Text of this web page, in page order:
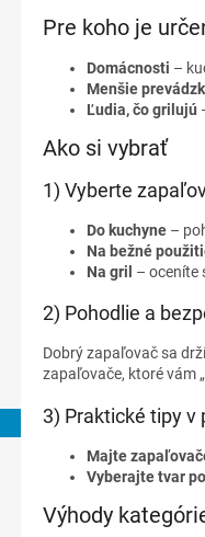
Pre koho je
Domácnosti –
Menšie
Ľudia, čo grilujú
Ako si vybrať
1) Vyberte
Do kuchyne –
Na bežné
Na gril – oceníte
2) Pohodlie a
Dobrý zapaľovač sa
zapaľovače, ktoré vám
3) Praktické tipy v
Majte
Vyberajte tvar
Výhody